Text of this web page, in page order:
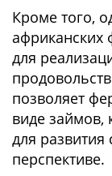
Кроме того,
африканских
для
позволяет
виде займов,
для развития
перспективе.